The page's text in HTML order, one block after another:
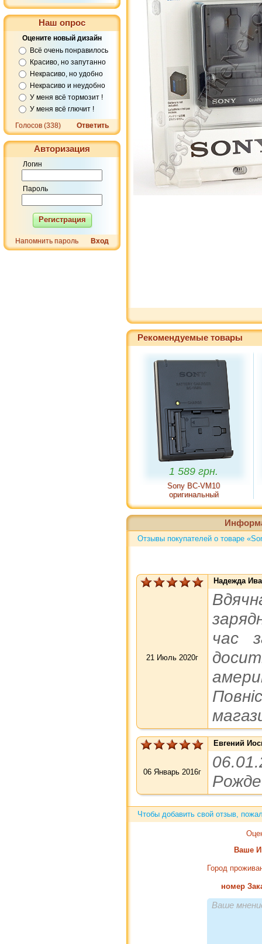
Наш опрос
Оцените новый дизайн
Всё очень понравилось
Красиво, но запутанно
Некрасиво, но удобно
Некрасиво и неудобно
У меня всё тормозит !
У меня всё глючит !
Голосов (338)
Ответить
Авторизация
Логин
Пароль
Регистрация
Напомнить пароль Вход
Рекомендуемые товары
1 589 грн.
Sony BC-VM10
оригинальный
Отзывы покупателей о товаре
Надежда
21 Июль 2020г
час
Евгений
06 Январь 2016г
Чтобы добавить свой отзыв,
Ваше
Город
номер